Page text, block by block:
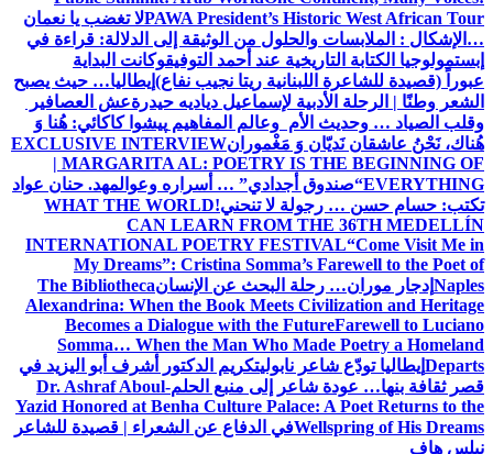
PAWA President’sلا تغضب يا نعمان
من الوثيقة إلى الدلالة: قراءة في
عند أحمد التوفيقوكانت البداية
ريتا نجيب نفاع)إيطاليا… حيث يصبح
لإسماعيل دياديه حيدرةعش العصافير
وعالم المفاهيمپیشوا کاکائي: هُنا وَ
مَغْمورانEXCLUSIVE INTERVIEW
| MARGARITA AL: POETRY
… أسراره وعوالمه د. حنان عواد
لا تنحني!WHAT THE WORLD
CAN LEARN
INTERNATIONAL POETRY
My Dreams”: Cristina
البحث عن الإنسانThe Bibliotheca
Alexandrina: When the Book
Becomes a Dialogue with the
Somma… When the Man Who
تكريم الدكتور أشرف أبو اليزيد في
إلى منبع الحلمDr. Ashraf Aboul-
Yazid Honored at Benha Culture
في الدفاع عن الشعراء | قصيدة للشاعر